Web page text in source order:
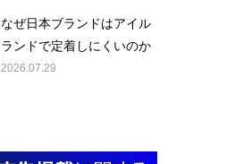
なぜ日本ブランドはアイル
ランドで定着しにくいのか
2026.07.29